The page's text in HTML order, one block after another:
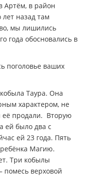
Артём, в район
назад там
мы лишились
года обосновались в
поголовье ваших
Таура. Она
характером, не
её продали. Вторую
ей было два с
ей 23 года. Пять
Магию.
Три кобылы
помесь верховой